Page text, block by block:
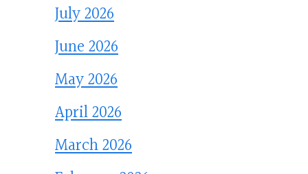
July 2026
June 2026
May 2026
April 2026
March 2026